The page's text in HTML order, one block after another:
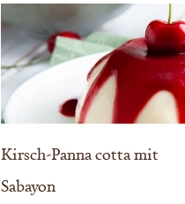
Kirsch-Panna cotta mit
Sabayon